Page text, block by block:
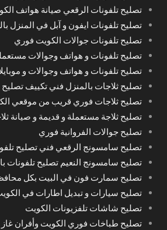
تصليح تلفونات الرقعي صيانة هواتف
تصليح تلفونات ايفون و آبل في المنزل
تصليح تلفونات جوالات الكويت فوري
تصليح تلفونات و هواتف وجوالات
تصليح تلفونات و هواتف وجوالات و
تصليح ثلاجات بالمنزل فني تكييف
تصليح ثلاجات فوري قريب من موقعي
تصليح ثلاجة مستعملة و قديمة و صيانة
تصليح جوالات الفروانية فوري
تصليح سامسونج الرقعي فني تصليح
تصليح سامسونج النعيم تصليح تلفونات
تصليح سمارت فون في البيت بكل محافظات
تصليح سيارات و تبديل اطارات في الكويت 24
تصليح شاشات تلفزيونات الكويت
تصليح طباخات فوري الكويت وأفران غاز